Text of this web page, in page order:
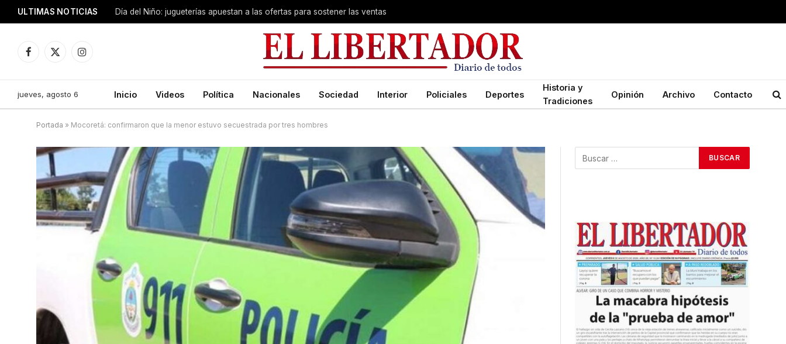
ULTIMAS NOTICIAS Día del Niño: jugueterías apuestan a las ofertas para sostener las ventas
Facebook
X
Instagram
jueves, agosto 6 Inicio Videos Política Nacionales Sociedad Interior Policiales Deportes
Historia y
Tradiciones
Opinión Archivo Contacto
Portada » Mocoretá: confirmaron que la menor estuvo secuestrada por tres hombres